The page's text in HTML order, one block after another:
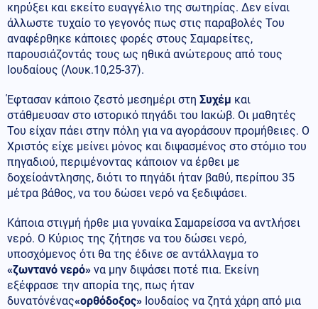
κηρύξει και εκείτο ευαγγέλιο της σωτηρίας. Δεν είναι
άλλωστε τυχαίο το γεγονός πως στις παραβολές Του
αναφέρθηκε κάποιες φορές στους Σαμαρείτες,
παρουσιάζοντάς τους ως ηθικά ανώτερους από τους
Ιουδαίους (Λουκ.10,25-37).
Έφτασαν κάποιο ζεστό μεσημέρι στη Συχέμ και
στάθμευσαν στο ιστορικό πηγάδι του Ιακώβ. Οι μαθητές
Του είχαν πάει στην πόλη για να αγοράσουν προμήθειες. Ο
Χριστός είχε μείνει μόνος και διψασμένος στο στόμιο του
πηγαδιού, περιμένοντας κάποιον να έρθει με
δοχείοάντλησης, διότι το πηγάδι ήταν βαθύ, περίπου 35
μέτρα βάθος, να του δώσει νερό να ξεδιψάσει.
Κάποια στιγμή ήρθε μια γυναίκα Σαμαρείσσα να αντλήσει
νερό. Ο Κύριος της ζήτησε να του δώσει νερό,
υποσχόμενος ότι θα της έδινε σε αντάλλαγμα το
«ζωντανό νερό» να μην διψάσει ποτέ πια. Εκείνη
εξέφρασε την απορία της, πως ήταν
δυνατόνένας«ορθόδοξος» Ιουδαίος να ζητά χάρη από μια